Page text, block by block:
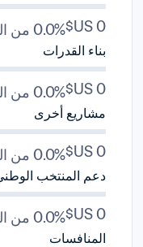
‏0 US$ 0.0% من المبالغ المخصّصة
بناء القدرات
‏0 US$ 0.0% من المبالغ المخصّصة
مشاريع أخرى
‏0 US$ 0.0% من المبالغ المخصّصة
دعم المنتخب
‏0 US$ 0.0% من المبالغ المخصّصة
المنافسات